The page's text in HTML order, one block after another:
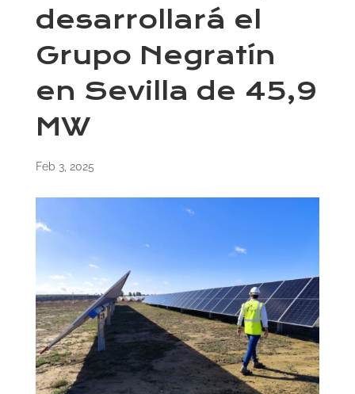
desarrollará el
Grupo Negratín
en Sevilla de 45,9
MW
Feb 3, 2025